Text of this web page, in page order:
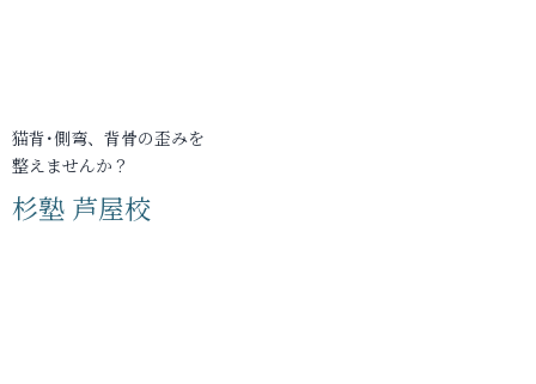
猫背･側弯、背骨の歪みを
整えませんか？
杉塾 芦屋校